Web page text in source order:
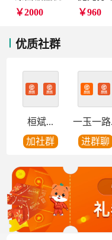
￥2000
￥960
优质社群
桓斌...
加社群
一玉一路
进群聊